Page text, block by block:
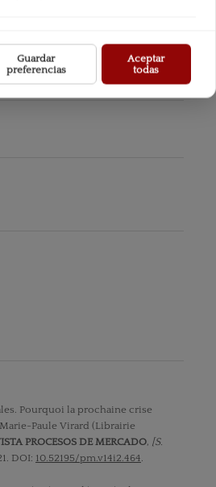
Pourquoi la prochaine crise
Paule Virard (Librairie
PROCESOS DE MERCADO, [S.
DOI: 10.52195/pm.v14i2.464.
Guardar
preferencias
Aceptar
todas